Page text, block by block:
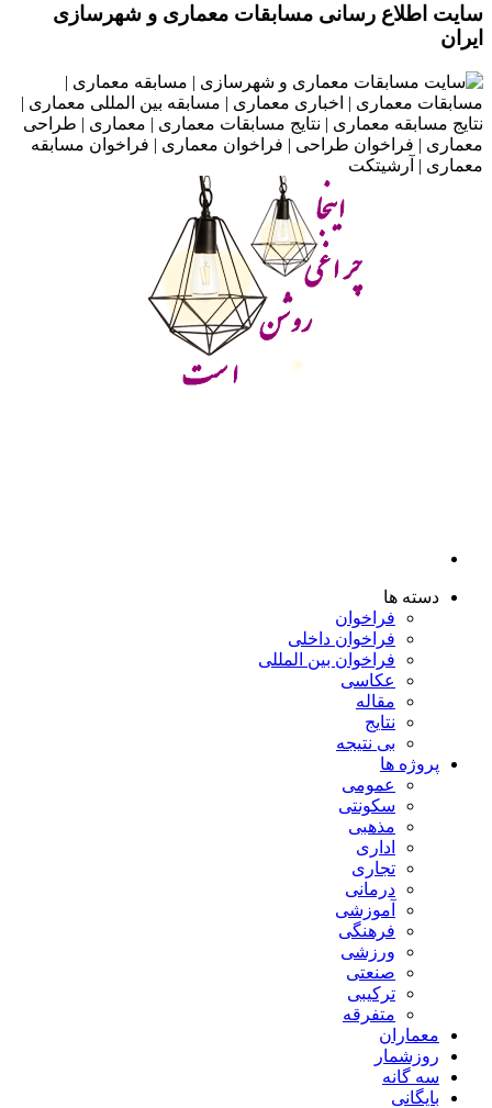
سایت اطلاع رسانی مسابقات معماری و شهرسازی
ایران
دسته ها
فراخوان
فراخوان داخلی
فراخوان بین المللی
عکاسی
مقاله
نتایج
بی نتیجه
پروژه ها
عمومی
سکونتی
مذهبی
اداری
تجاری
درمانی
آموزشی
فرهنگی
ورزشی
صنعتی
ترکیبی
متفرقه
معماران
روزشمار
سه گانه
بایگانی